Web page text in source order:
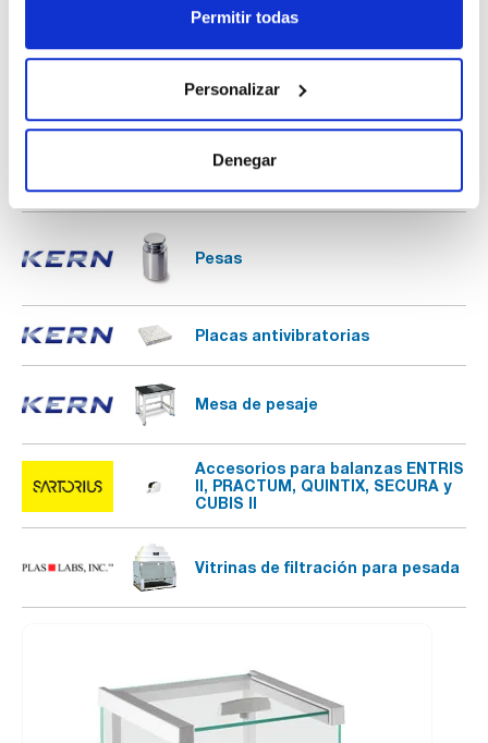
Permitir todas
Personalizar
Denegar
Balanzas de plataforma DS
Balanzas de plataforma DE-D
Pesas
Placas antivibratorias
Mesa de pesaje
Accesorios para balanzas ENTRIS
II, PRACTUM, QUINTIX, SECURA y
CUBIS II
Vitrinas de filtración para pesada